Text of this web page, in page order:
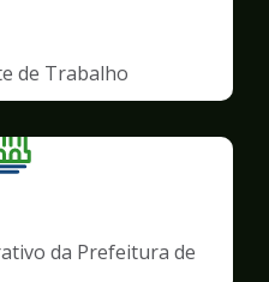
de Trabalho
da Prefeitura de